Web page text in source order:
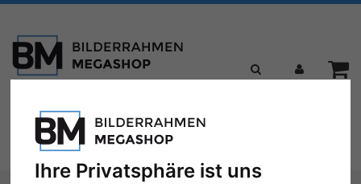
Ihre Privatsphäre ist uns
Toggle
navigation
Menü